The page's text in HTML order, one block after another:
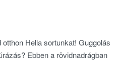
Hella sortunkat! Guggolás
Ebben a rövidnadrágban